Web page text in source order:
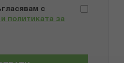
с
политиката за